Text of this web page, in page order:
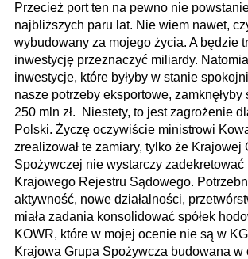
Przecież port ten na pewno nie
najbliższych paru lat. Nie wiem nawet,
wybudowany za mojego życia. A będzie
inwestycję przeznaczyć miliardy.
inwestycje, które byłyby w stanie
nasze potrzeby eksportowe,
250 mln zł. Niestety, to jest zagrożenie
Polski. Życzę oczywiście ministrowi
zrealizował te zamiary, tylko że Krajowej
Spożywczej nie wystarczy zadekretować
Krajowego Rejestru Sądowego.
aktywność, nowe działalności,
miała zadania konsolidować spółek
KOWR, które w mojej ocenie nie są w
Krajowa Grupa Spożywcza budowana w